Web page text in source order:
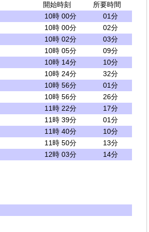
開始時刻
所要時間
10時 00分
01分
10時 00分
02分
10時 02分
03分
10時 05分
09分
10時 14分
10分
10時 24分
32分
10時 56分
01分
10時 56分
26分
11時 22分
17分
11時 39分
01分
11時 40分
10分
11時 50分
13分
12時 03分 14分